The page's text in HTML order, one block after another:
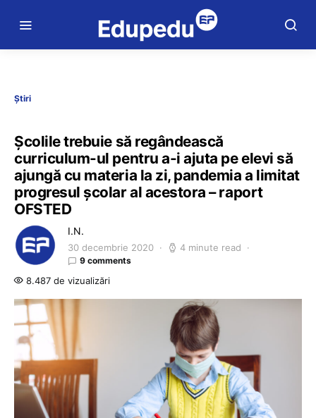
Știri
Școlile trebuie să regândească
curriculum-ul pentru a-i ajuta pe elevi să
ajungă cu materia la zi, pandemia a limitat
progresul școlar al acestora – raport
OFSTED
I.N.
30 decembrie 2020 4 minute read
9 comments
8.487 de vizualizări